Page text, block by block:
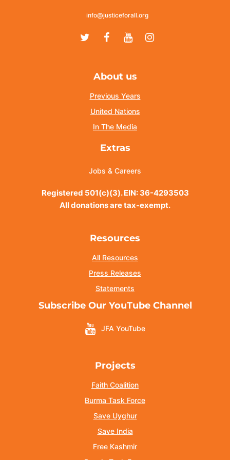
info@justiceforall.org
TwitterFacebook
YoutubeInstagram
About us
Previous Years
United Nations
In The Media
Extras
Jobs & Careers
Registered 501(c)(3). EIN: 36-4293503
All donations are tax-exempt.
Resources
All Resources
Press Releases
Statements
Subscribe Our YouTube Channel
JFA YouTube
Projects
Faith Coalition
Burma Task Force
Save Uyghur
Save India
Free Kashmir